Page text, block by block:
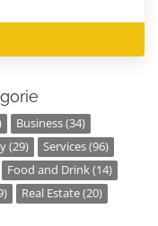
Business (34)
(29)
Services (96)
Food and Drink (14)
Real Estate (20)